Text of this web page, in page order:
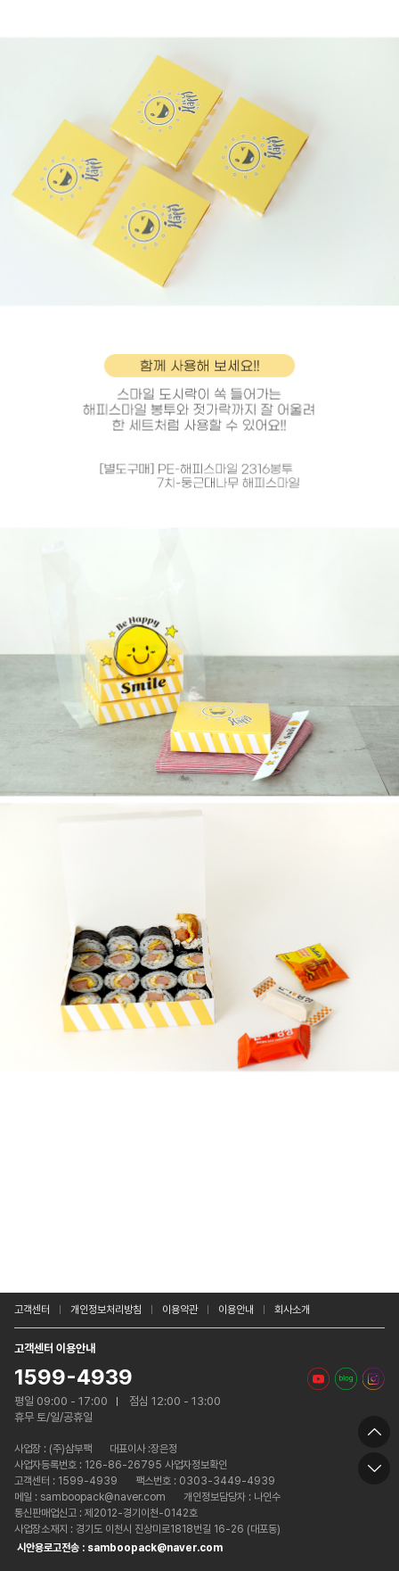
고객센터 개인정보처리방침 이용약관 이용안내 회사소개
고객센터 이용안내
1599-4939
평일 09:00 - 17:00
점심 12:00 - 13:00
휴무 토/일/공휴일
사업장 : (주)삼부팩
대표이사 :장은정
사업자등록번호 : 126-86-26795 사업자정보확인
고객센터 : 1599-4939
팩스번호 : 0303-3449-4939
메일 : samboopack@naver.com
개인정보담당자 : 나인수
통신판매업신고 : 제2012-경기이천-0142호
사업장소재지 : 경기도 이천시 진상미로1818번길 16-26 (대포동)
시안용로고전송 : samboopack@naver.com